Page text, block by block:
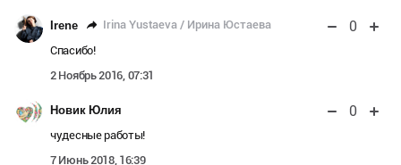
Irene Irina Yustaeva / Ирина Юстаева 0
Спасибо!
2 Ноябрь 2016, 07:31
Новик Юлия 0
чудесные работы!
7 Июнь 2018, 16:39